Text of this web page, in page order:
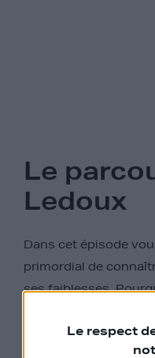
Le respect
Le
Ledoux
Dans cet épisode
primordial de
ses faiblesses.
feedbacks sincères